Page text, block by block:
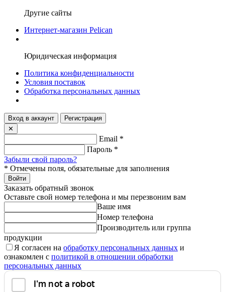
Другие сайты
Интернет-магазин Pelican
Юридическая информация
Политика конфиденциальности
Условия поставок
Обработка персональных данных
Вход в аккаунт
Регистрация
✕
Email *
Пароль *
Забыли свой пароль?
* Отмечены поля, обязательные для заполнения
Войти
Заказать обратный звонок
Оставьте свой номер телефона и мы перезвоним вам
Ваше имя
Номер телефона
Производитель или группа
продукции
Я согласен на обработку персональных данных и
ознакомлен с политикой в отношении обработки
персональных данных